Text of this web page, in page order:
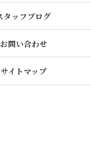
タッフブログ
お問い合わせ
サイトマップ